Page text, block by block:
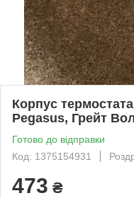
Корпус
Pegasus, Грейт
Готово до відправки
Код: 1375154931
473 ₴